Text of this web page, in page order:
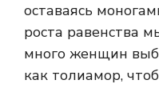
оставаясь
роста равенства
много женщин
как толиамор,